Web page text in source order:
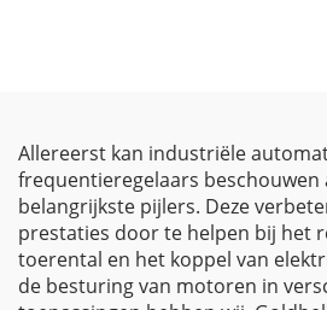
Allereerst kan industriële
frequentieregelaars beschouwen
belangrijkste pijlers. Deze
prestaties door te helpen bij het
toerental en het koppel van
de besturing van motoren in